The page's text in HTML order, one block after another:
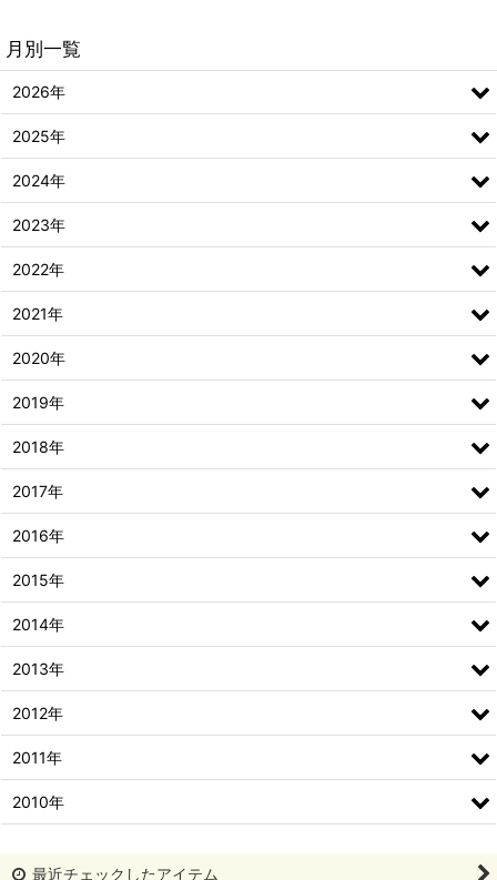
月別一覧
2026年
2025年
2024年
2023年
2022年
2021年
2020年
2019年
2018年
2017年
2016年
2015年
2014年
2013年
2012年
2011年
2010年
最近チェックしたアイテム